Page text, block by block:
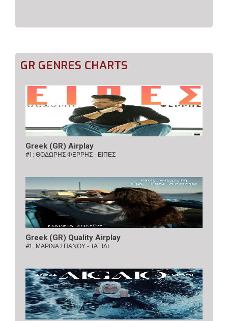
GR GENRES CHARTS
Greek (GR) Airplay
#1: ΘΟΔΩΡΗΣ ΦΕΡΡΗΣ - ΕΙΠΕΣ
Greek (GR) Quality Airplay
#1: ΜΑΡΙΝΑ ΣΠΑΝΟΥ - ΤΑΞΙΔΙ